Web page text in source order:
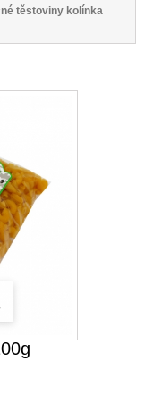
těstoviny kolínka